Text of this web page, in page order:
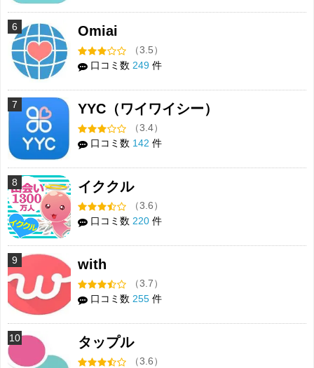
6 Omiai
（3.5）
口コミ数 249 件
7 YYC（ワイワイシー）
（3.4）
口コミ数 142 件
8 イククル
（3.6）
口コミ数 220 件
9 with
（3.7）
口コミ数 255 件
10 タップル
（3.6）